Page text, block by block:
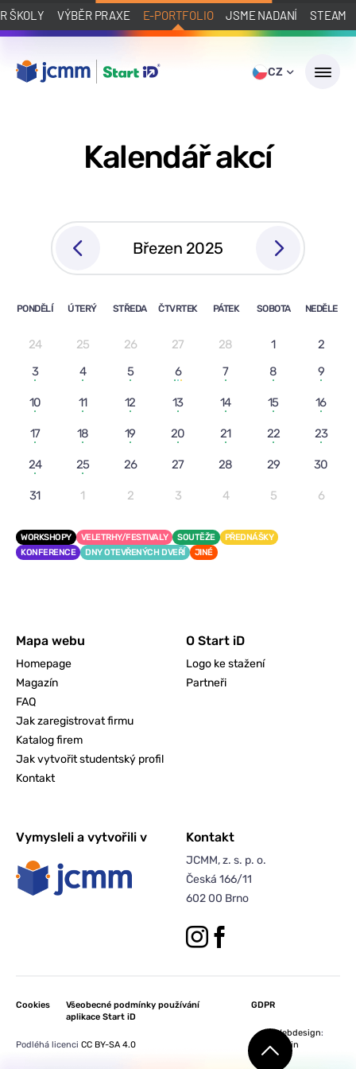
ŠKOLY VÝBĚR PRAXE E-PORTFOLIO JSME NADANÍ STEAM
CZ
Kalendář akcí
Březen 2025
PONDĚLÍ ÚTERÝ STŘEDA ČTVRTEK PÁTEK SOBOTA NEDĚLE
24 25 26 27 28 1
2
3
4 5 6 7 8 9
10 11 12 13 14 15 16
17 18 19 20 21 22 23
24 25 26 27 28 29 30
31 1 2 3 4 5 6
WORKSHOPY VELETRHY/FESTIVALY SOUTĚŽE
PŘEDNÁŠKY
KONFERENCE
DNY OTEVŘENÝCH DVEŘÍ JINÉ
Mapa webu
Homepage
Magazín
FAQ
Jak zaregistrovat firmu
Katalog firem
Jak vytvořit studentský profil
Kontakt
O Start iD
Logo ke stažení
Partneři
Vymysleli a vytvořili v Kontakt
JCMM, z. s. p. o.
Česká 166/11
602 00 Brno
Podléhá licenci CC BY-SA 4.0
Cookies
Všeobecné podmínky používání
aplikace Start iD
GDPR
Webdesign:
Orwin